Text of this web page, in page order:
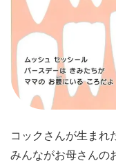
コックさんが生まれ
みんながお母さんの